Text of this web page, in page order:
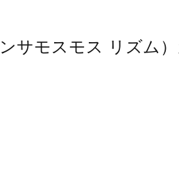
サモスモス リズム